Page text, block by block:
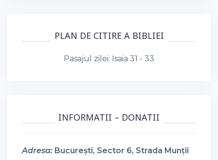
PLAN DE CITIRE A BIBLIEI
Pasajul zilei: Isaia 31 - 33
INFORMATII – DONATII
Adresa: București, Sector 6, Strada Munții